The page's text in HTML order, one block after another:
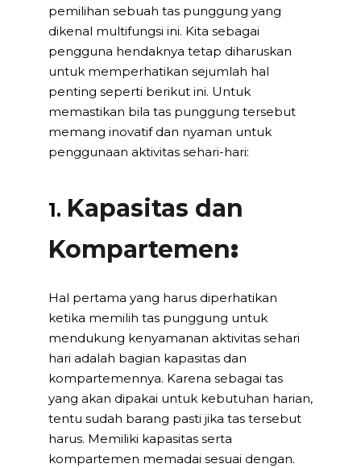
pemilihan sebuah tas punggung yang
dikenal multifungsi ini. Kita sebagai
pengguna hendaknya tetap diharuskan
untuk memperhatikan sejumlah hal
penting seperti berikut ini. Untuk
memastikan bila tas punggung tersebut
memang inovatif dan nyaman untuk
penggunaan aktivitas sehari-hari:
1. Kapasitas dan
Kompartemen:
Hal pertama yang harus diperhatikan
ketika memilih tas punggung untuk
mendukung kenyamanan aktivitas sehari
hari adalah bagian kapasitas dan
kompartemennya. Karena sebagai tas
yang akan dipakai untuk kebutuhan harian,
tentu sudah barang pasti jika tas tersebut
harus. Memiliki kapasitas serta
kompartemen memadai sesuai dengan.